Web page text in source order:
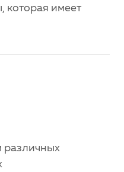
которая имеет
различных